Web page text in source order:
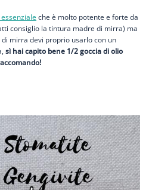
che è molto potente e forte da
consiglio la tintura madre di mirra) ma
mirra devi proprio usarlo con un
sì hai capito bene 1/2 goccia di olio